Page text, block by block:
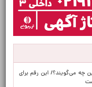
چه می‌گویند؟/ این رقم برای